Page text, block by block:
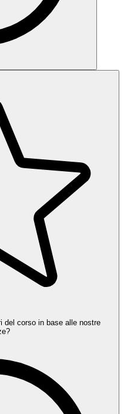
del corso in base alle nostre